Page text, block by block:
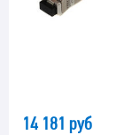
14 181 руб